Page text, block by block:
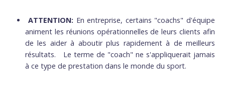
ATTENTION: En entreprise, certains "coachs" d'équipe
animent les réunions opérationnelles de leurs clients afin
de les aider à aboutir plus rapidement à de meilleurs
résultats. Le terme de "coach" ne s'appliquerait jamais
à ce type de prestation dans le monde du sport.